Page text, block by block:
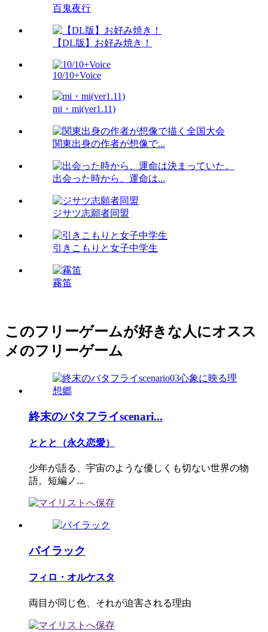
百鬼夜行
【DL版】お好み焼き！
10/10+Voice
mi・mi(ver1.11)
関東出身の作者が想像で...
出会った時から、運命は...
ジサツ志願者同盟
引きこもりと女子中学生
霧笛
このフリーゲームが好きな人にオスス
メのフリーゲーム
終末のバタフライscenari...
ととと（永久恋愛）
少年が語る、宇宙のような優しくも切ない世界の物
語。短編ノ...
バイラック
フィロ・オルケスタ
両目が同じ色、それが迫害される理由